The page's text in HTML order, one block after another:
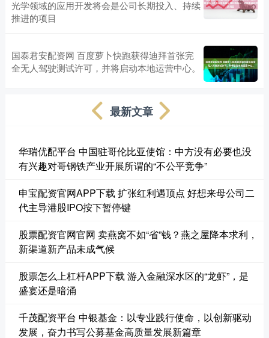
光学领域的应用开发将会是公司长期投入、持续
推进的项目
国泰君安配资网 百度萝卜快跑获得迪拜首张完
全无人驾驶测试许可，并将启动本地运营中心。
最新文章
华瑞优配平台 中国驻哥伦比亚使馆：中方没有必要也没
有兴趣对哥钢铁产业开展所谓的“不公平竞争”
申宝配资官网APP下载 扩张红利遇顶点 好想来母公司二
代主导港股IPO按下暂停键
股票配资官网官网 卖燕窝不如“省”钱？燕之屋降本求利，
新渠道新产品未成气候
股票怎么上杠杆APP下载 游入金融深水区的“龙虾”，是
盛宴还是暗涌
千茂配资平台 中银基金：以专业践行使命，以创新驱动
发展，奋力书写公募基金高质量发展新篇章